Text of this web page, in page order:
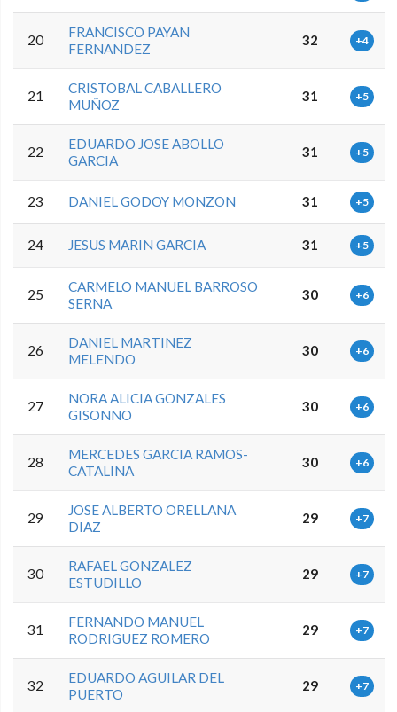
20
FRANCISCO PAYAN
FERNANDEZ
32 +4
21
CRISTOBAL CABALLERO
MUÑOZ
31 +5
22
EDUARDO JOSE ABOLLO
GARCIA
31 +5
23 DANIEL GODOY MONZON 31 +5
24 JESUS MARIN GARCIA 31 +5
25
CARMELO MANUEL BARROSO
SERNA
30 +6
26
DANIEL MARTINEZ
MELENDO
30 +6
27
NORA ALICIA GONZALES
GISONNO
30 +6
28
MERCEDES GARCIA RAMOS-
CATALINA
30 +6
29
JOSE ALBERTO ORELLANA
DIAZ
29 +7
30
RAFAEL GONZALEZ
ESTUDILLO
29 +7
31
FERNANDO MANUEL
RODRIGUEZ ROMERO
29 +7
32
EDUARDO AGUILAR DEL
PUERTO
29 +7